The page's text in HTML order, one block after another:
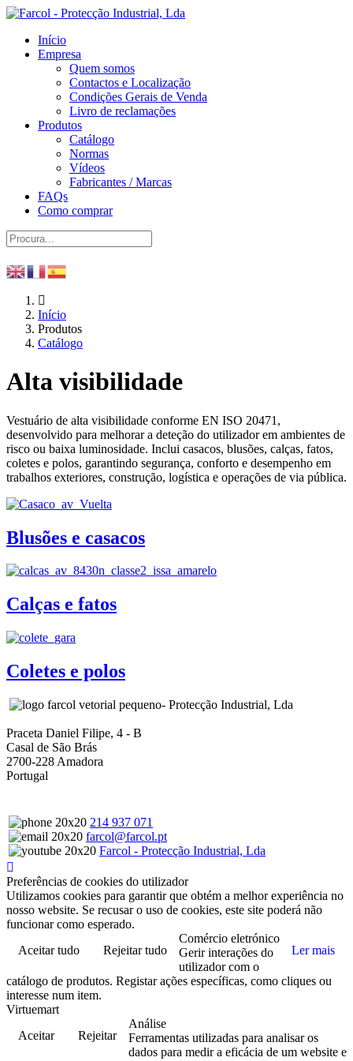
Início
Empresa
Quem somos
Contactos e Localização
Condições Gerais de Venda
Livro de reclamações
Produtos
Catálogo
Normas
Vídeos
Fabricantes / Marcas
FAQs
Como comprar
Início
Produtos
Catálogo
Alta visibilidade
Vestuário de alta visibilidade conforme EN ISO 20471,
desenvolvido para melhorar a deteção do utilizador em ambientes de
risco ou baixa luminosidade. Inclui casacos, blusões, calças, fatos,
coletes e polos, garantindo segurança, conforto e desempenho em
trabalhos exteriores, construção, logística e operações de via pública.
Blusões e casacos
Calças e fatos
Coletes e polos
- Protecção Industrial, Lda
Praceta Daniel Filipe, 4 - B
Casal de São Brás
2700-228 Amadora
Portugal
214 937 071
farcol@farcol.pt
Farcol - Protecção Industrial, Lda
Preferências de cookies do utilizador
Utilizamos cookies para garantir que obtém a melhor experiência no
nosso website. Se recusar o uso de cookies, este site poderá não
funcionar como esperado.
Aceitar tudo
Rejeitar tudo Ler mais
Comércio eletrónico
Gerir interações do
utilizador com o
catálogo de produtos. Registar ações específicas, como cliques ou
interesse num item.
Virtuemart
Aceitar
Rejeitar
Análise
Ferramentas utilizadas para analisar os
dados para medir a eficácia de um website e